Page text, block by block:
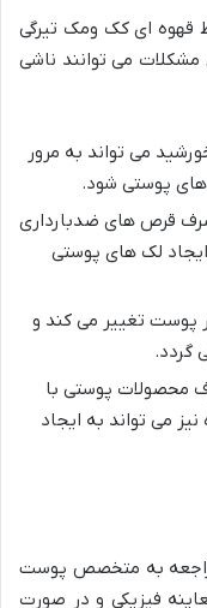
ای کک ومک تیرگی
می توانند ناشی
می تواند به مرور
های پوستی شود.
قرص های ضدبارداری
لک های پوستی
پوست تغییر می کند و
گردد.
محصولات پوستی با
می تواند به ایجاد
به متخصص پوست
فیزیکی و در صورت